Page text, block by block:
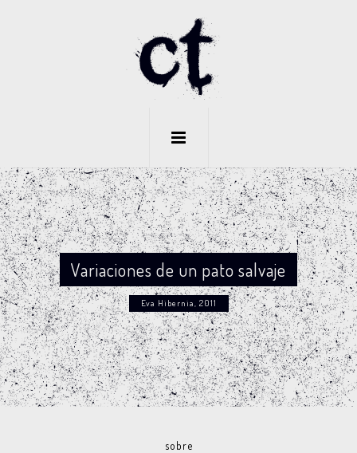
Variaciones de un pato salvaje
Eva Hibernia, 2011
sobre